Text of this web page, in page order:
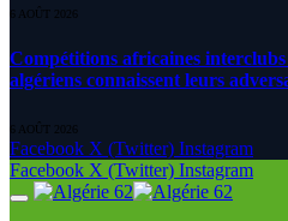
6 AOÛT 2026
Compétitions africaines
algériens connaissent leurs
6 AOÛT 2026
Facebook X (Twitter) Instagram
Facebook X (Twitter) Instagram